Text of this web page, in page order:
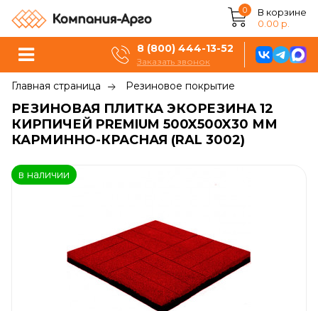
0
В корзине
0.00 р.
8 (800) 444-13-52
Заказать звонок
Главная страница Резиновое покрытие
РЕЗИНОВАЯ ПЛИТКА ЭКОРЕЗИНА 12
КИРПИЧЕЙ PREMIUM 500X500X30 ММ
КАРМИННО-КРАСНАЯ (RAL 3002)
в наличии